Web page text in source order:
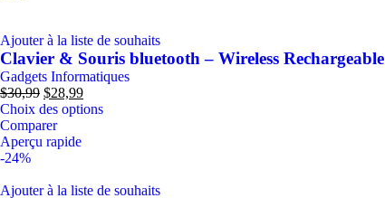
Ajouter à la liste de souhaits
Clavier & Souris bluetooth – Wireless Rechargeable
Gadgets Informatiques
$30,99 $28,99
Choix des options
Comparer
Aperçu rapide
-24%
Ajouter à la liste de souhaits